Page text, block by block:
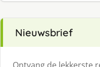
Nieuwsbrief